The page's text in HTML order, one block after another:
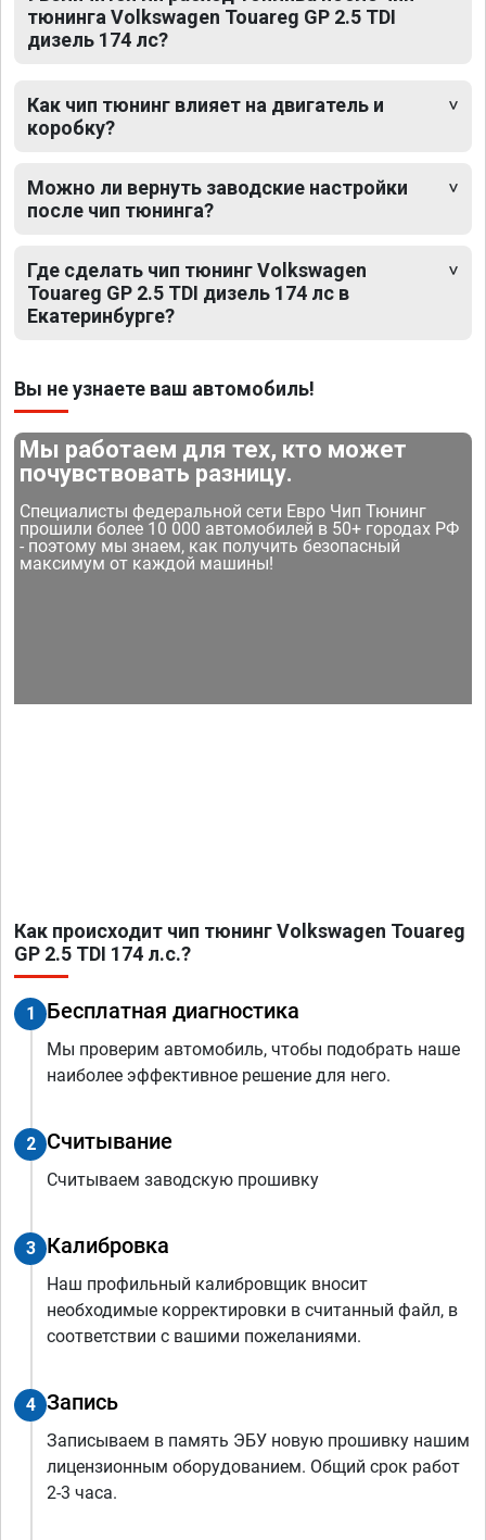
тюнинга Volkswagen Touareg GP 2.5 TDI
дизель 174 лс?
Как чип тюнинг влияет на двигатель и
коробку?
Можно ли вернуть заводские настройки
после чип тюнинга?
Где сделать чип тюнинг Volkswagen
Touareg GP 2.5 TDI дизель 174 лс в
Екатеринбурге?
Вы не узнаете ваш автомобиль!
Мы работаем для тех, кто может
почувствовать разницу.
Специалисты федеральной сети Евро Чип Тюнинг
прошили более 10 000 автомобилей в 50+ городах РФ
- поэтому мы знаем, как получить безопасный
максимум от каждой машины!
Как происходит чип тюнинг Volkswagen Touareg
GP 2.5 TDI 174 л.с.?
1 Бесплатная диагностика
Мы проверим автомобиль, чтобы подобрать наше
наиболее эффективное решение для него.
2 Считывание
Считываем заводскую прошивку
3 Калибровка
Наш профильный калибровщик вносит
необходимые корректировки в считанный файл, в
соответствии с вашими пожеланиями.
4 Запись
Записываем в память ЭБУ новую прошивку нашим
лицензионным оборудованием. Общий срок работ
2-3 часа.